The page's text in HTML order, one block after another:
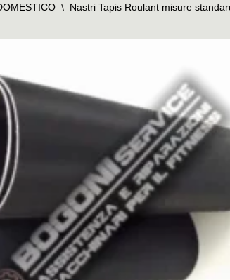
\ Nastri Tapis Roulant misure